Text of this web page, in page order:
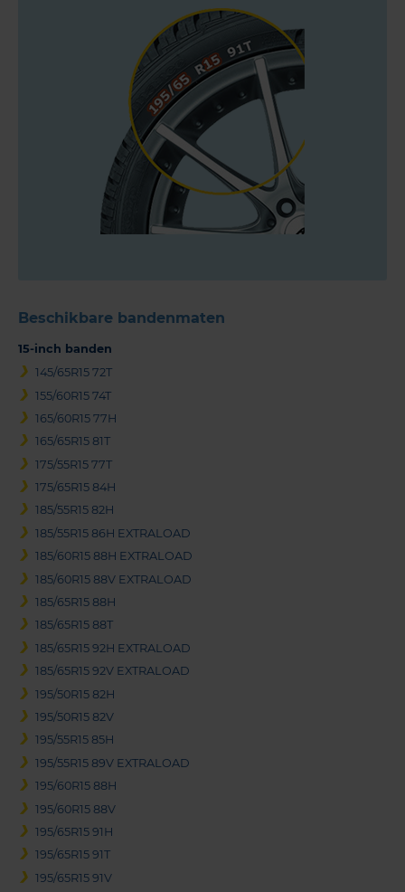
Beschikbare bandenmaten
15-inch banden
145/65R15 72T
155/60R15 74T
165/60R15 77H
165/65R15 81T
175/55R15 77T
175/65R15 84H
185/55R15 82H
185/55R15 86H EXTRALOAD
185/60R15 88H EXTRALOAD
185/60R15 88V EXTRALOAD
185/65R15 88H
185/65R15 88T
185/65R15 92H EXTRALOAD
185/65R15 92V EXTRALOAD
195/50R15 82H
195/50R15 82V
195/55R15 85H
195/55R15 89V EXTRALOAD
195/60R15 88H
195/60R15 88V
195/65R15 91H
195/65R15 91T
195/65R15 91V